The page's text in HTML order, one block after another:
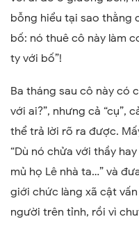
bỗng hiểu tại sao thằng
bố: nó thuê cô này làm
ty với bố”!
Ba tháng sau cô này có
với ai?”, nhưng cả “cụ”,
thể trả lời rõ ra được.
“Dù nó chửa với thầy
mủ họ Lê nhà ta…” và
giới chức làng xã cật
người trên tỉnh, rồi vì